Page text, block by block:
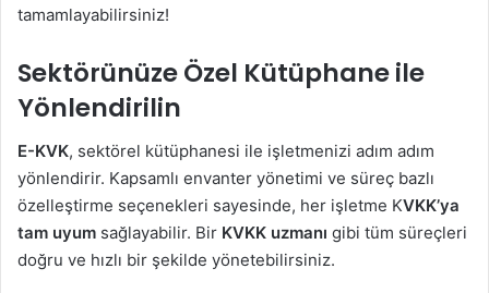
tamamlayabilirsiniz!
Sektörünüze Özel Kütüphane ile
Yönlendirilin
E-KVK, sektörel kütüphanesi ile işletmenizi adım adım
yönlendirir. Kapsamlı envanter yönetimi ve süreç bazlı
özelleştirme seçenekleri sayesinde, her işletme KVKK’ya
tam uyum sağlayabilir. Bir KVKK uzmanı gibi tüm süreçleri
doğru ve hızlı bir şekilde yönetebilirsiniz.